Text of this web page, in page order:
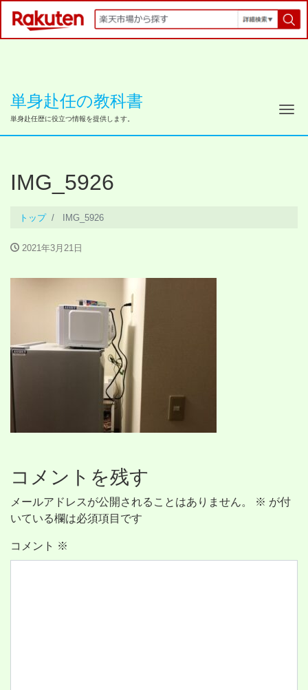
単身赴任の教科書
単身赴任歴に役立つ情報を提供します。 ナ
IMG_5926
トップ IMG_5926
2021年3月21日
コメントを残す
メールアドレスが公開されることはありません。 ※ が付
いている欄は必須項目です
コメント ※